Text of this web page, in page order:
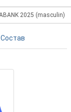
Состав